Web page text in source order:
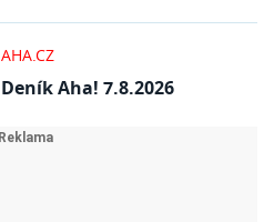
AHA.CZ
Deník Aha! 7.8.2026